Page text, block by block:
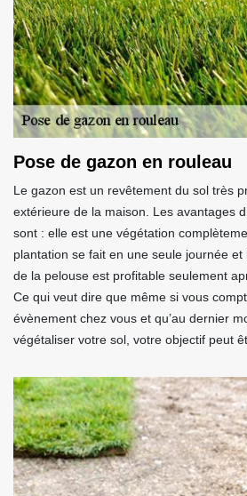
Pose de gazon en rouleau
Le gazon est un revêtement du sol très
extérieure de la maison. Les avantages
sont : elle est une végétation
plantation se fait en une seule journée
de la pelouse est profitable seulement
Ce qui veut dire que même si vous
évènement chez vous et qu’au dernier
végétaliser votre sol, votre objectif peut